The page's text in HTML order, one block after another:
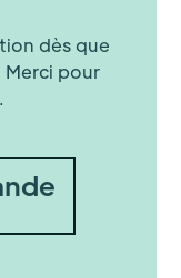
dès que
pour